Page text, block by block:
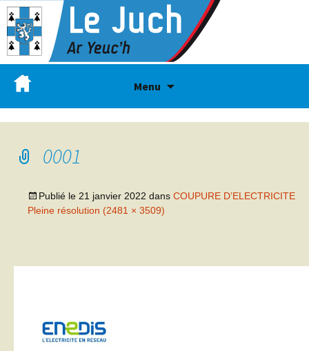
Menu
0001
Publié le 21 janvier 2022 dans COUPURE D’ELECTRICITE
Pleine résolution (2481 × 3509)